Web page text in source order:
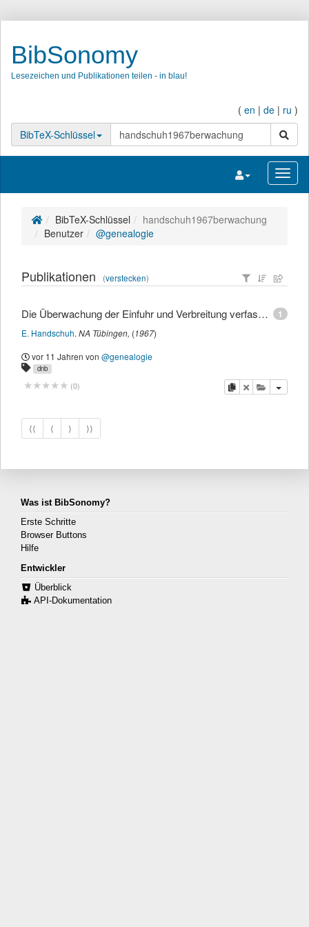
BibSonomy
Lesezeichen und Publikationen teilen - in blau!
( en | de | ru )
BibTeX-Schlüssel
Suche
Navigation
BibTeX-Schlüssel
handschuh1967berwachung
Benutzer
@genealogie
Publikationen (verstecken)
1
Die Überwachung der Einfuhr und Verbreitung verfassungsfeindlicher Schriften
E. Handschuh. NA Tübingen, (1967)
vor 11 Jahren von @genealogie
dnb
(0) Kopieren
Löschen
Diese
⟨⟨ ⟨ ⟩ ⟩⟩
Was ist BibSonomy?
Erste Schritte
Browser Buttons
Hilfe
Entwickler
Überblick
API-Dokumentation